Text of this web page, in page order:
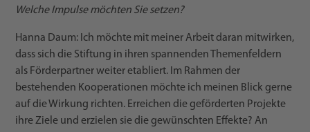
Welche Impulse möchten Sie setzen?
Hanna Daum: Ich möchte mit meiner Arbeit daran mitwirken,
dass sich die Stiftung in ihren spannenden Themenfeldern
als Förderpartner weiter etabliert. Im Rahmen der
bestehenden Kooperationen möchte ich meinen Blick gerne
auf die Wirkung richten. Erreichen die geförderten Projekte
ihre Ziele und erzielen sie die gewünschten Effekte? An